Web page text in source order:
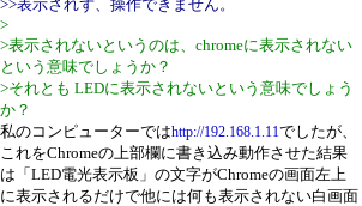
>>表示されず、操作できません。
>
>表示されないというのは、chromeに表示されない
という意味でしょうか？
>それとも LEDに表示されないという意味でしょう
か？
私のコンピューターではhttp://192.168.1.11でしたが、
これをChromeの上部欄に書き込み動作させた結果
は「LED電光表示板」の文字がChromeの画面左上
に表示されるだけで他には何も表示されない白画面